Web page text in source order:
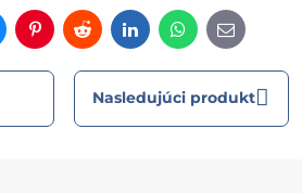
PinterestRedditLinkedInWhatsApp
E-
mail
Nasledujúci produkt